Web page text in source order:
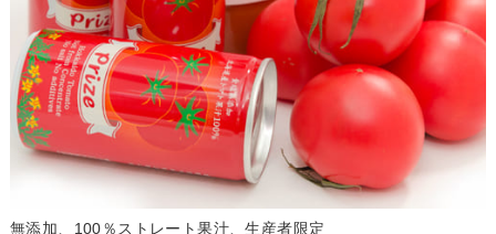
無添加、100％ストレート果汁、生産者限定